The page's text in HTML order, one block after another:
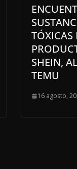
TÓXICAS
SHEIN,
TEMU
16 agosto,